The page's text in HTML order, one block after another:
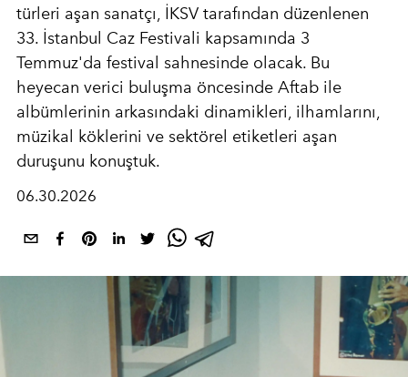
türleri aşan sanatçı, İKSV tarafından düzenlenen
33. İstanbul Caz Festivali kapsamında 3
Temmuz'da festival sahnesinde olacak. Bu
heyecan verici buluşma öncesinde Aftab ile
albümlerinin arkasındaki dinamikleri, ilhamlarını,
müzikal köklerini ve sektörel etiketleri aşan
duruşunu konuştuk.
06.30.2026